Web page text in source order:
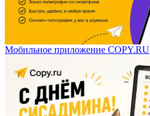
Мобильное приложение COPY.RU